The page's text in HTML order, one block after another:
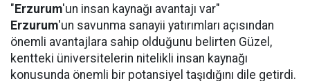
" Erzurum'un insan kaynağı avantajı var"
Erzurum'un savunma sanayii yatırımları açısından
önemli avantajlara sahip olduğunu belirten Güzel,
kentteki üniversitelerin nitelikli insan kaynağı
konusunda önemli bir potansiyel taşıdığını dile getirdi.